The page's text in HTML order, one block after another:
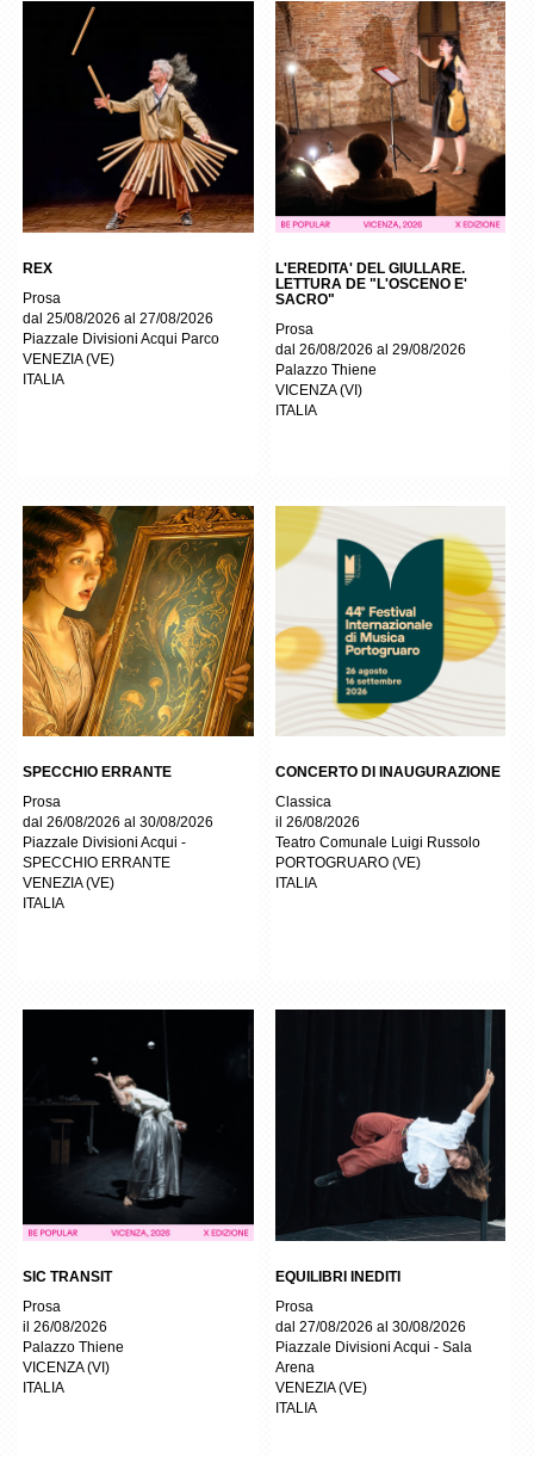
REX
Prosa
dal 25/08/2026 al 27/08/2026
Piazzale Divisioni Acqui Parco
VENEZIA(VE)
ITALIA
L'EREDITA' DEL GIULLARE.
LETTURA DE "L'OSCENO E'
SACRO"
Prosa
dal 26/08/2026 al 29/08/2026
Palazzo Thiene
VICENZA(VI)
ITALIA
SPECCHIO ERRANTE
Prosa
dal 26/08/2026 al 30/08/2026
Piazzale Divisioni Acqui -
SPECCHIO ERRANTE
VENEZIA(VE)
ITALIA
CONCERTO DI INAUGURAZIONE
Classica
il 26/08/2026
Teatro Comunale Luigi Russolo
PORTOGRUARO(VE)
ITALIA
SIC TRANSIT
Prosa
il 26/08/2026
Palazzo Thiene
VICENZA(VI)
ITALIA
EQUILIBRI INEDITI
Prosa
dal 27/08/2026 al 30/08/2026
Piazzale Divisioni Acqui - Sala
Arena
VENEZIA(VE)
ITALIA